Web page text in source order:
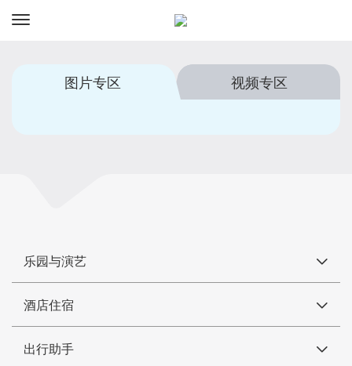
订
图片专区 视频专区
乐园与演艺
酒店住宿
出行助手